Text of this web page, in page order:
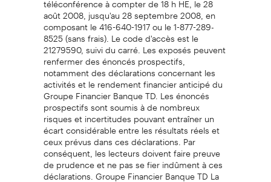
août 2008, jusqu'au 28 septembre 2008, en
composant le 416-640-1917 ou le 1-877-289-
8525 (sans frais). Le code d'accès est le
21279590, suivi du carré. Les exposés peuvent
renfermer des énoncés prospectifs,
notamment des déclarations concernant les
activités et le rendement financier anticipé du
Groupe Financier Banque TD. Les énoncés
prospectifs sont soumis à de nombreux
risques et incertitudes pouvant entraîner un
écart considérable entre les résultats réels et
ceux prévus dans ces déclarations. Par
conséquent, les lecteurs doivent faire preuve
de prudence et ne pas se fier indûment à ces
déclarations. Groupe Financier Banque TD La